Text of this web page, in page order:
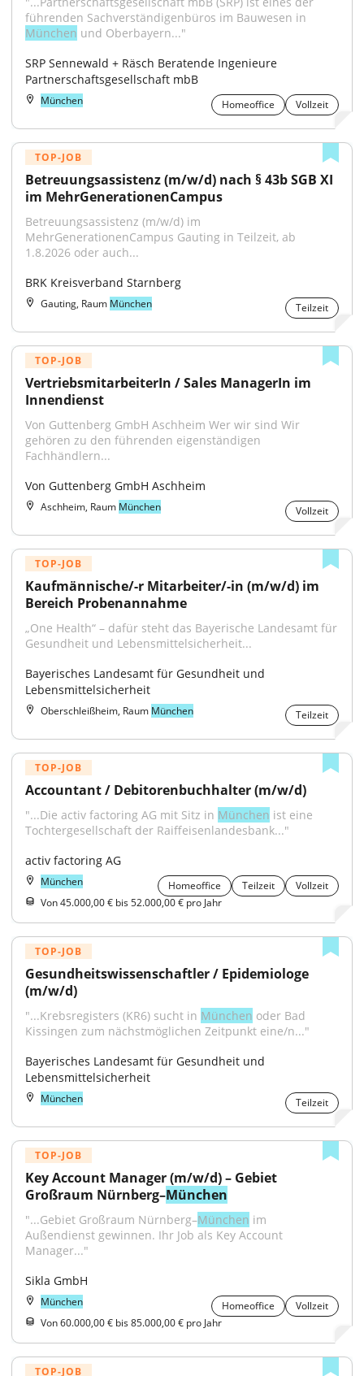
München und Oberbayern..."
SRP Sennewald + Räsch Beratende Ingenieure
Partnerschaftsgesellschaft mbB
München Homeoffice Vollzeit
TOP-JOB
Betreuungsassistenz (m/w/d) nach § 43b SGB XI
im MehrGenerationenCampus
Betreuungsassistenz (m/w/d) im
MehrGenerationenCampus Gauting in Teilzeit, ab
1.8.2026 oder auch...
BRK Kreisverband Starnberg
Gauting, Raum München Teilzeit
TOP-JOB
VertriebsmitarbeiterIn / Sales ManagerIn im
Innendienst
Von Guttenberg GmbH Aschheim Wer wir sind Wir
gehören zu den führenden eigenständigen
Fachhändlern...
Von Guttenberg GmbH Aschheim
Aschheim, Raum München Vollzeit
TOP-JOB
Kaufmännische/-r Mitarbeiter/-in (m/w/d) im
Bereich Probenannahme
„One Health“ – dafür steht das Bayerische Landesamt für
Gesundheit und Lebensmittel­sicherheit...
Bayerisches Landesamt für Gesundheit und
Lebensmittelsicherheit
Oberschleißheim, Raum München Teilzeit
TOP-JOB
Accountant / Debitorenbuchhalter (m/w/d)
"...Die activ factoring AG mit Sitz in München ist eine
Tochtergesellschaft der Raiffeisenlandesbank..."
activ factoring AG
München Homeoffice Teilzeit
Vollzeit
Von 45.000,00 € bis 52.000,00 € pro Jahr
TOP-JOB
Gesundheitswissenschaftler / Epidemiologe
(m/w/d)
"...Krebs­registers (KR6) sucht in München oder Bad
Kissingen zum nächst­möglichen Zeit­punkt eine/n..."
Bayerisches Landesamt für Gesundheit und
Lebensmittelsicherheit
München Teilzeit
TOP-JOB
Key Account Manager (m/w/d) – Gebiet
Großraum Nürnberg–München
"...Gebiet Großraum Nürnberg–München im
Außendienst gewinnen. Ihr Job als Key Account
Manager..."
Sikla GmbH
München Homeoffice
Vollzeit
Von 60.000,00 € bis 85.000,00 € pro Jahr
TOP-JOB